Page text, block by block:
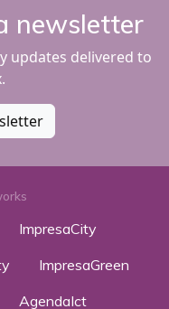
newsletter
updates delivered to
ImpresaCity
ImpresaGreen
AgendaIct